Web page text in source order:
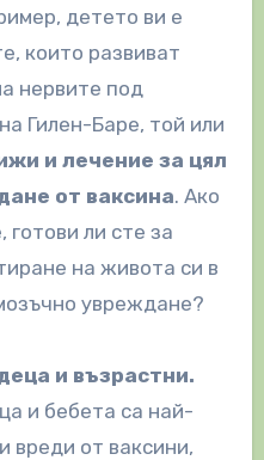
детето ви е
които развиват
нервите под
Гилен-Баре, той или
и лечение за цял
от ваксина. Ако
ли сте за
на живота си в
увреждане?
и възрастни.
и бебета са най-
вреди от ваксини,